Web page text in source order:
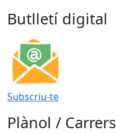
Butlletí digital
Subscriu-te
Plànol / Carrers